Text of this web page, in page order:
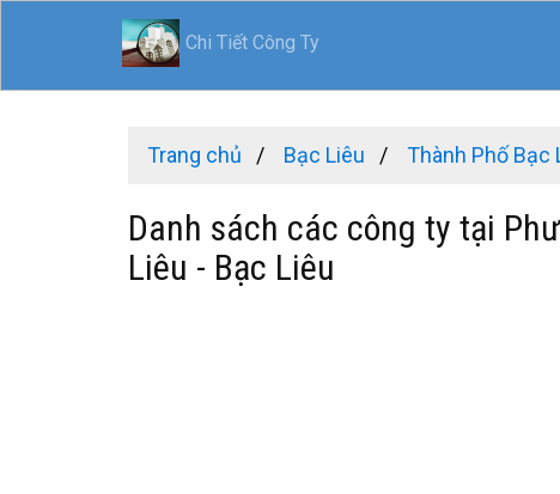
Chi Tiết Công Ty
Trang chủ Bạc Liêu Thành Phố Bạc
Danh sách các công ty tại
Liêu - Bạc Liêu